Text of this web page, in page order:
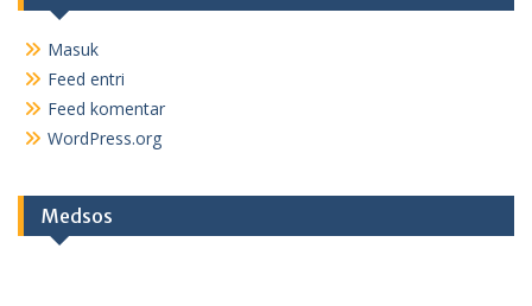
Masuk
Feed entri
Feed komentar
WordPress.org
Medsos